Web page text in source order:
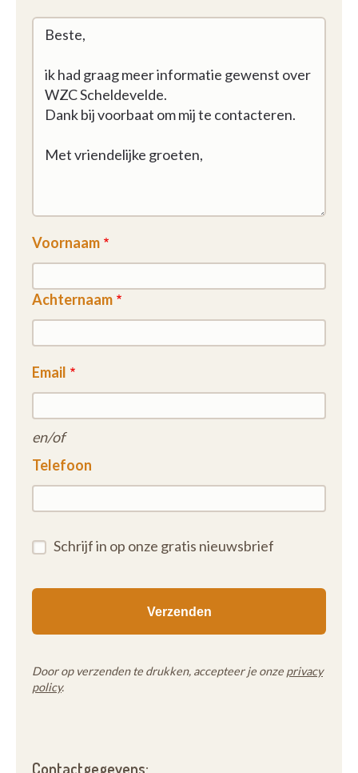
Voornaam
Achternaam
Email
en/of
Telefoon
Schrijf in op onze gratis nieuwsbrief
Door op verzenden te drukken, accepteer je onze privacy
policy.
Contactgegevens: